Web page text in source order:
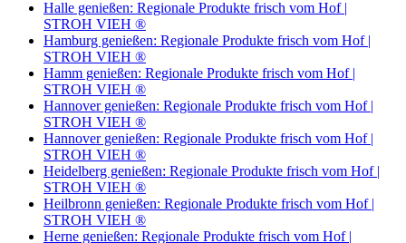
Halle genießen: Regionale Produkte frisch vom Hof |
STROH VIEH ®
Hamburg genießen: Regionale Produkte frisch vom Hof |
STROH VIEH ®
Hamm genießen: Regionale Produkte frisch vom Hof |
STROH VIEH ®
Hannover genießen: Regionale Produkte frisch vom Hof |
STROH VIEH ®
Hannover genießen: Regionale Produkte frisch vom Hof |
STROH VIEH ®
Heidelberg genießen: Regionale Produkte frisch vom Hof |
STROH VIEH ®
Heilbronn genießen: Regionale Produkte frisch vom Hof |
STROH VIEH ®
Herne genießen: Regionale Produkte frisch vom Hof |